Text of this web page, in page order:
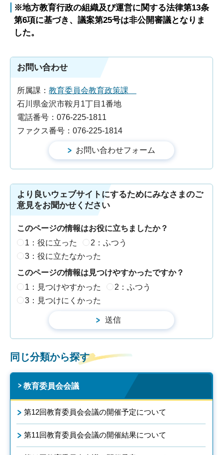
※地方教育行政の組織及び運営に関する法律第13条
第6項に基づき、議案第25号は非公開審議となりま
した。
お問い合わせ
所属課： 教育委員会教育政策課
石川県金沢市鞍月1丁目1番地
電話番号：076-225-1811
ファクス番号：076-225-1814
より良いウェブサイトにするためにみなさまのご
意見をお聞かせください
このページの情報はお役に立ちましたか？
1：役に立った
2：ふつう
3：役に立たなかった
このページの情報は見つけやすかったですか？
1：見つけやすかった
2：ふつう
3：見つけにくかった
同じ分類から探す
教育委員会会議
第12回教育委員会会議の開催予定について
第11回教育委員会会議の開催結果について